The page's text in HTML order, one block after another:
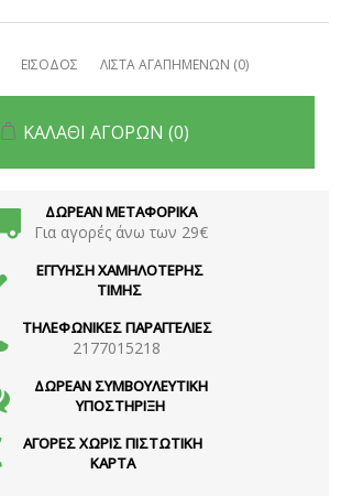
ΕΙΣΟΔΟΣ ΛΙΣΤΑ ΑΓΑΠΗΜΕΝΩΝ (0)
ΚΑΛΑΘΙ ΑΓΟΡΩΝ (0)
ΔΩΡΕΑΝ ΜΕΤΑΦΟΡΙΚΑ
Για αγορές άνω των 29€
ΕΓΓΥΗΣΗ ΧΑΜΗΛΟΤΕΡΗΣ
ΤΙΜΗΣ
ΤΗΛΕΦΩΝΙΚΕΣ ΠΑΡΑΓΓΕΛΙΕΣ
2177015218
ΔΩΡΕΑΝ ΣΥΜΒΟΥΛΕΥΤΙΚΗ
ΥΠΟΣΤΗΡΙΞΗ
ΑΓΟΡΕΣ ΧΩΡΙΣ ΠΙΣΤΩΤΙΚΗ
ΚΑΡΤΑ